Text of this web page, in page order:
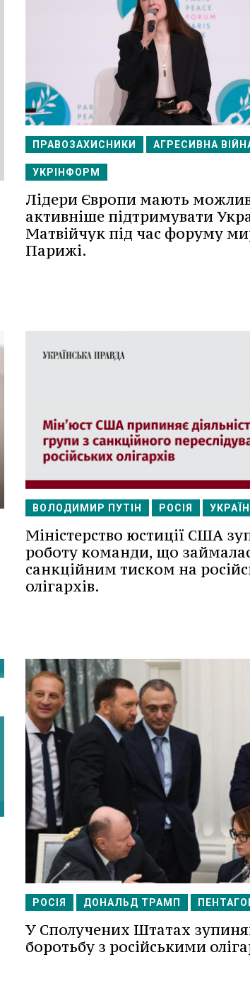
ПРАВОЗАХИСНИКИ АГРЕСИВНА
УКРІНФОРМ
Лідери Європи мають
активніше підтримувати
Матвійчук під час форуму
Парижі.
ВОЛОДИМИР ПУТІН РОСІЯ
Міністерство юстиції США
роботу команди, що
санкційним тиском на
олігархів.
РОСІЯ ДОНАЛЬД ТРАМП
У Сполучених Штатах
боротьбу з російськими